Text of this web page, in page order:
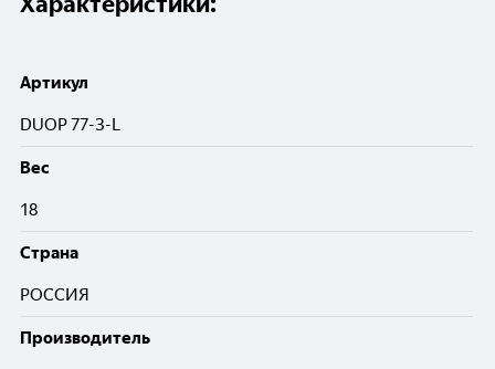
Артикул
DUOP 77-З-L
Вес
18
Cтрана
РОССИЯ
Производитель